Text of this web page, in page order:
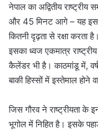
नेपाल का अद्वितीय
और 45 मिनट आगे – यह इस
कितनी दृढ़ता से रक्षा करता
इसका ध्वज एकमात्र
कैलेंडर भी है। काठमांडू में,
बाकी हिस्सों में इस्तेमाल
जिस गौरव ने राष्ट्रीयता के
भूगोल में निहित है। इसके